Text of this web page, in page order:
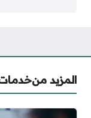
المزيد من